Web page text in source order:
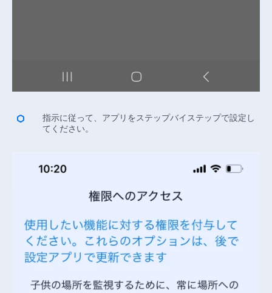
指示に従って、アプリをステップバイステップで設定し
てください。